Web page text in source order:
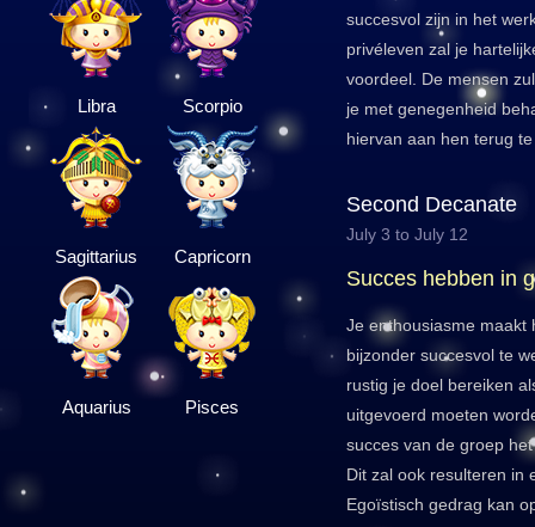
Libra Scorpio
Sagittarius Capricorn
Aquarius Pisces
succesvol zijn in het
privéleven zal je
voordeel. De mensen
je met genegenheid
hiervan aan hen terug
Second Decanate
July 3 to July 12
Succes hebben in
Je enthousiasme maakt
bijzonder succesvol te
rustig je doel bereiken
uitgevoerd moeten
succes van de groep
Dit zal ook resulteren in
Egoïstisch gedrag kan